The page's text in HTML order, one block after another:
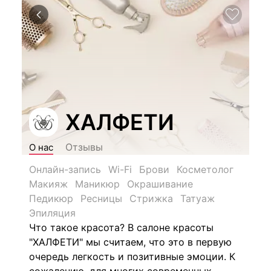
ХАЛФЕТИ
О нас
Отзывы
Онлайн-запись
Wi-Fi Брови
Косметолог
Макияж
Маникюр
Окрашивание
Педикюр
Ресницы Стрижка
Татуаж
Эпиляция
Что такое красота? В салоне красоты
"ХАЛФЕТИ" мы считаем, что это в первую
очередь легкость и позитивные эмоции. К